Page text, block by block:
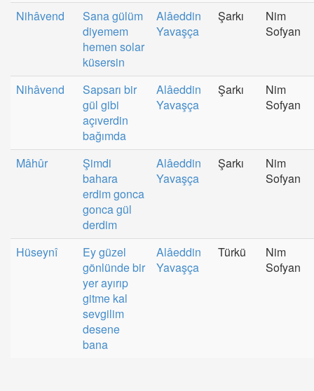
Nihâvend
Sana gülüm
diyemem
hemen solar
küsersin
Alâeddin
Yavaşça
Şarkı
Nim
Sofyan
Nihâvend
Sapsarı bir
gül gibi
açıverdin
bağımda
Alâeddin
Yavaşça
Şarkı
Nim
Sofyan
Mâhûr
Şimdi
bahara
erdim gonca
gonca gül
derdim
Alâeddin
Yavaşça
Şarkı
Nim
Sofyan
Hüseynî
Ey güzel
gönlünde bir
yer ayırıp
gitme kal
sevgilim
desene
bana
Alâeddin
Yavaşça
Türkü
Nim
Sofyan